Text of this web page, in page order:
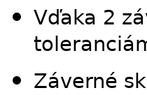
Vďaka 2
Záverné